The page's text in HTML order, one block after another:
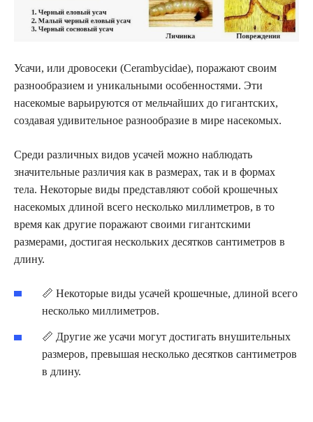
Усачи, или дровосеки (Cerambycidae), поражают своим
разнообразием и уникальными особенностями. Эти
насекомые варьируются от мельчайших до гигантских,
создавая удивительное разнообразие в мире насекомых.
Среди различных видов усачей можно наблюдать
значительные различия как в размерах, так и в формах
тела. Некоторые виды представляют собой крошечных
насекомых длиной всего несколько миллиметров, в то
время как другие поражают своими гигантскими
размерами, достигая нескольких десятков сантиметров в
длину.
📏 Некоторые виды усачей крошечные, длиной всего
несколько миллиметров.
📏 Другие же усачи могут достигать внушительных
размеров, превышая несколько десятков сантиметров
в длину.